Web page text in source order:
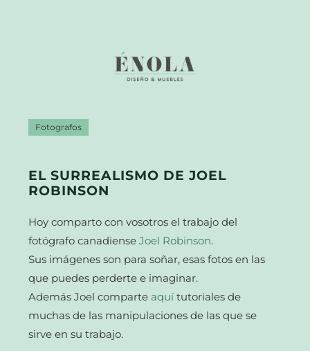
Fotografos
EL SURREALISMO DE JOEL
ROBINSON
Hoy comparto con vosotros el trabajo del
fotógrafo canadienseJoel Robinson.
Sus imágenes son para soñar, esas fotos en las
que puedes perderte e imaginar.
Además Joel comparte aquí tutoriales de
muchas de las manipulaciones de las que se
sirve en su trabajo.